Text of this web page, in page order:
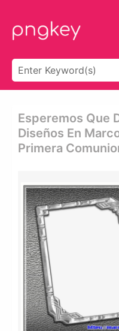
Esperemos Que
Diseños En
Primera